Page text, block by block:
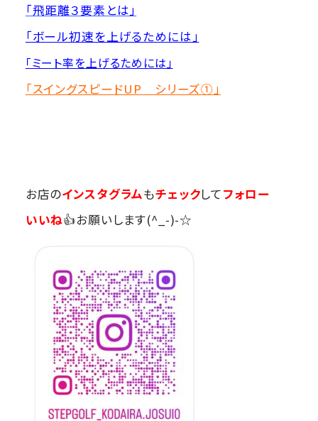
「飛距離３要素とは」
「ボール初速を上げるためには」
「ミート率を上げるためには」
「スイングスピードUP シリーズ①」
お店のインスタグラムもチェックしてフォロー
いいね👍お願いします(^_-)-☆